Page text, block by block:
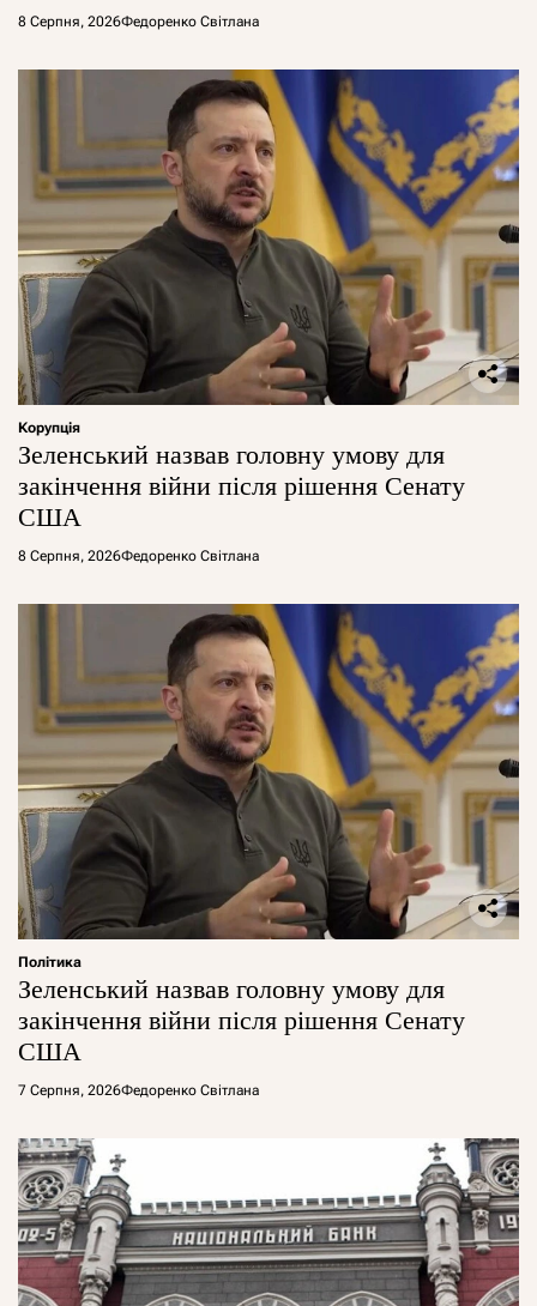
8 Серпня, 2026Федоренко Світлана
Корупція
Зеленський назвав головну умову для
закінчення війни після рішення Сенату
США
8 Серпня, 2026Федоренко Світлана
Політика
Зеленський назвав головну умову для
закінчення війни після рішення Сенату
США
7 Серпня, 2026Федоренко Світлана